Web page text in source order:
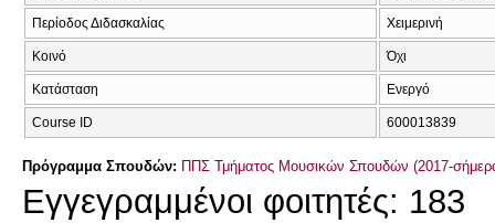
Περίοδος Διδασκαλίας Χειμερινή
Κοινό Όχι
Κατάσταση Ενεργό
Course ID 600013839
Πρόγραμμα Σπουδών: ΠΠΣ Τμήματος Μουσικών Σπουδών (2017-
Εγγεγραμμένοι φοιτητές: 183